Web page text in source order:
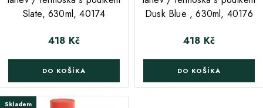
Slate, 630ml, 40174
Cena
418 Kč
DO KOŠÍKA
Dusk Blue , 630ml, 40176
Cena
418 Kč
DO KOŠÍKA
Skladem